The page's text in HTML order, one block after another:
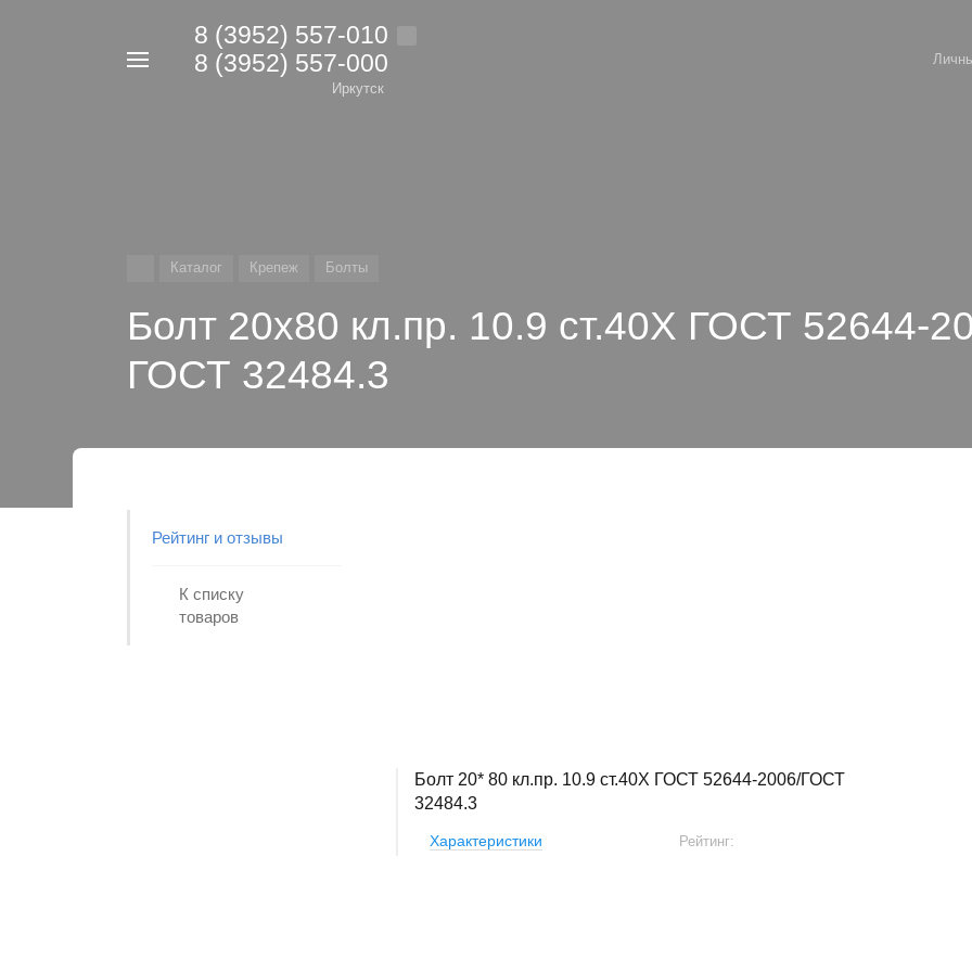
8 (3952) 557-010
8 (3952) 557-000
Иркутск
Каталог Крепеж Болты
Болт 20х80 кл.пр. 10.9 ст.40Х ГОСТ 52644-
ГОСТ 32484.3
Рейтинг и отзывы
К списку
товаров
Болт 20* 80 кл.пр. 10.9 ст.40Х ГОСТ 52644-2006/ГОСТ
32484.3
Характеристики Рейтинг: